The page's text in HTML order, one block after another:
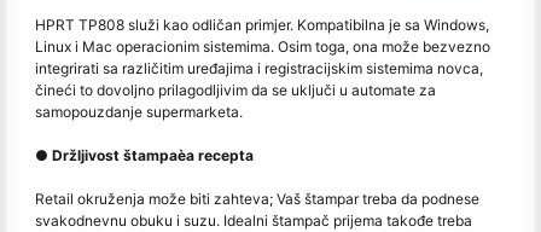
HPRT TP808 služi kao odličan primjer. Kompatibilna je sa Windows,
Linux i Mac operacionim sistemima. Osim toga, ona može bezvezno
integrirati sa različitim uređajima i registracijskim sistemima novca,
čineći to dovoljno prilagodljivim da se uključi u automate za
samopouzdanje supermarketa.
● Držljivost štampaèa recepta
Retail okruženja može biti zahteva; Vaš štampar treba da podnese
svakodnevnu obuku i suzu. Idealni štampač prijema takođe treba